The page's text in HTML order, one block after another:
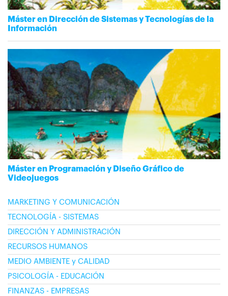
Máster en Dirección de Sistemas y Tecnologías de la
Información
Máster en Programación y Diseño Gráfico de
Videojuegos
MARKETING Y COMUNICACIÓN
TECNOLOGÍA - SISTEMAS
DIRECCIÓN Y ADMINISTRACIÓN
RECURSOS HUMANOS
MEDIO AMBIENTE y CALIDAD
PSICOLOGÍA - EDUCACIÓN
FINANZAS - EMPRESAS